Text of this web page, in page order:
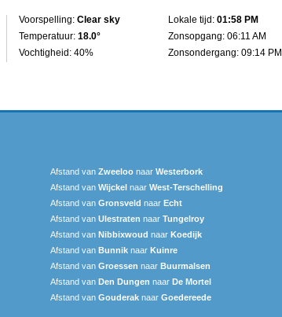
Voorspelling: Clear sky
Temperatuur: 18.0°
Vochtigheid: 40%
Lokale tijd: 01:58 PM
Zonsopgang: 06:11 AM
Zonsondergang: 09:14 PM
Afstand van Zweeloo naar Westerbork
Afstand van Wijckel naar West-Terschelling
Afstand van Gronsveld naar Echt
Afstand van Ulestraten naar Tungelroy
Afstand van Nibbixwoud naar Koedijk
Afstand van Bunnik naar Kuinre
Afstand van Groessen naar Buurmalsen
Afstand van Den Dungen naar De Mortel
Afstand van Gouderak naar Goedereede